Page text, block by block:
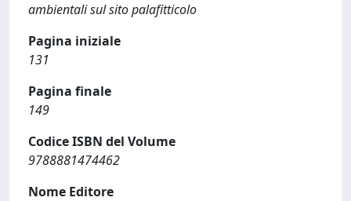
ambientali sul sito palafitticolo
Pagina iniziale
131
Pagina finale
149
Codice ISBN del Volume
9788881474462
Nome Editore